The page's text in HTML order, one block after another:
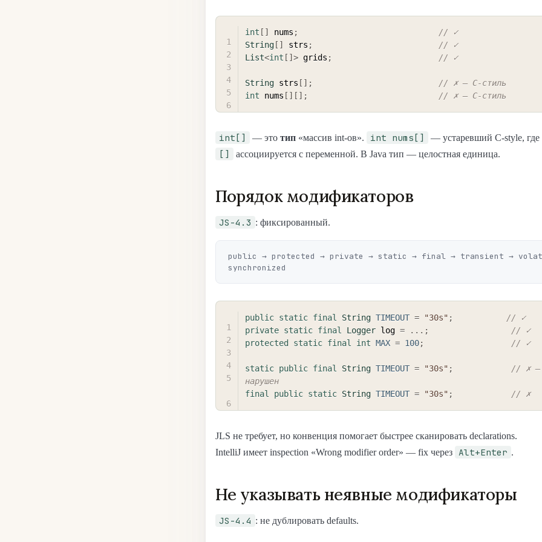
int [ ] nums ;
// ✓
String [ ] strs ;
// ✓
List<int [ ] > grids ; // ✓
String strs [ ] ;
// ✗ — C-стиль
int nums [ ] [ ] ; // ✗ — C-стиль
int[] — это тип «массив int-ов». int nums[] — устаревший C-style, где
[] ассоциируется с переменной. В Java тип — целостная единица.
Порядок модификаторов
JS-4.3 : фиксированный.
public → protected → private → static → final → transient →
public static final String TIMEOUT = "30s" ;
// ✓
private static final Logger log = . . . ;
// ✓
protected static final int MAX = 100; // ✓
static public final String TIMEOUT = "30s" ;
// ✗ —
нарушен
final
public static String TIMEOUT = "30s" ; // ✗
JLS не требует, но конвенция помогает быстрее сканировать declarations.
IntelliJ имеет inspection «Wrong modifier order» — fix через
Alt+Enter .
Не указывать неявные модификаторы
JS-4.4 : не дублировать defaults.